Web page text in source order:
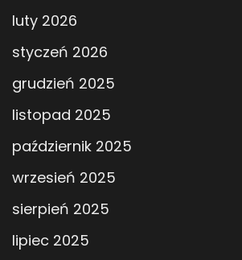
luty 2026
styczeń 2026
grudzień 2025
listopad 2025
październik 2025
wrzesień 2025
sierpień 2025
lipiec 2025